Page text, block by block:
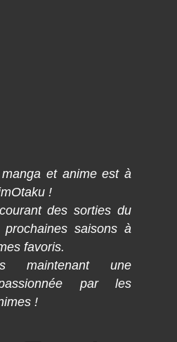
manga et anime est à
!
des sorties du
saisons à
favoris.
maintenant une
par les
!